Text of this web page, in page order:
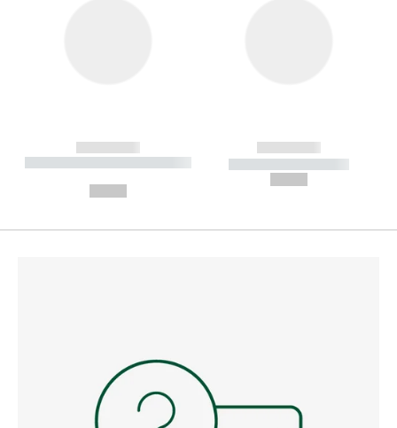
------------
----------- ----------- --------
------------
----------- -----------